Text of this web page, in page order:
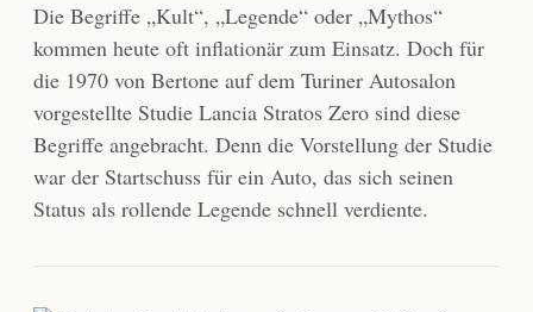
Die Begriffe „Kult“, „Legende“ oder „Mythos“
kommen heute oft inflationär zum Einsatz. Doch für
die 1970 von Bertone auf dem Turiner Autosalon
vorgestellte Studie Lancia Stratos Zero sind diese
Begriffe angebracht. Denn die Vorstellung der Studie
war der Startschuss für ein Auto, das sich seinen
Status als rollende Legende schnell verdiente.